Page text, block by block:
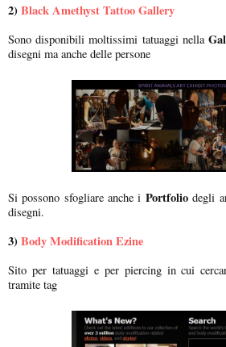
2)Black Amethyst Tattoo Gallery
Sono disponibili moltissimi tatuaggi nella
disegni ma anche delle persone
Si possono sfogliare anche i Portfoliodegli
disegni.
3)Body Modification Ezine
Sito per tatuaggi e per piercing in cui
tramite tag